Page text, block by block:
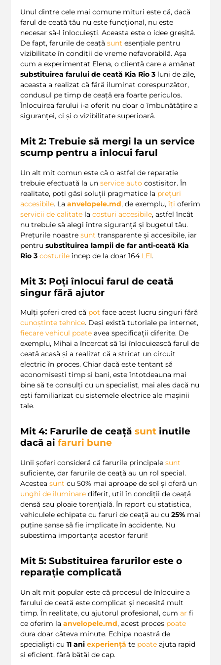
Unul dintre cele mai comune mituri este că, dacă
farul de ceată tău nu este funcțional, nu este
necesar să-l înlocuiești. Aceasta este o idee greșită.
De fapt, farurile de ceață sunt esențiale pentru
vizibilitate în condiții de vreme nefavorabilă. Așa
cum a experimentat Elena, o clientă care a amânat
substituirea farului de ceată Kia Rio 3 luni de zile,
aceasta a realizat că fără iluminat corespunzător,
condusul pe timp de ceață era foarte periculos.
Înlocuirea farului i-a oferit nu doar o îmbunătățire a
siguranței, ci și o vizibilitate superioară.
Mit 2: Trebuie să mergi la un service
scump pentru a înlocui farul
Un alt mit comun este că o astfel de reparație
trebuie efectuată la un service auto costisitor. În
realitate, poți găsi soluții pragmatice la prețuri
accesibile. La anvelopele.md, de exemplu, îți oferim
servicii de calitate la costuri accesibile, astfel încât
nu trebuie să alegi între siguranță și bugetul tău.
Prețurile noastre sunt transparente și accesibile, iar
pentru substituirea lampii de far anti-ceată Kia
Rio 3 costurile încep de la doar 164 LEI.
Mit 3: Poți înlocui farul de ceată
singur fără ajutor
Mulți șoferi cred că pot face acest lucru singuri fără
cunoștințe tehnice. Deși există tutoriale pe internet,
fiecare vehicul poate avea specificații diferite. De
exemplu, Mihai a încercat să își înlocuiească farul de
ceată acasă și a realizat că a stricat un circuit
electric în proces. Chiar dacă este tentant să
economisești timp și bani, este întotdeauna mai
bine să te consulți cu un specialist, mai ales dacă nu
ești familiarizat cu sistemele electrice ale mașinii
tale.
Mit 4: Farurile de ceață sunt inutile
dacă ai faruri bune
Unii șoferi consideră că farurile principale sunt
suficiente, dar farurile de ceață au un rol special.
Acestea sunt cu 50% mai aproape de sol și oferă un
unghi de iluminare diferit, util în condiții de ceață
densă sau ploaie torențială. În raport cu statistica,
vehiculele echipate cu faruri de ceață au cu 25% mai
puține șanse să fie implicate în accidente. Nu
subestima importanța acestor faruri!
Mit 5: Substituirea farurilor este o
reparație complicată
Un alt mit popular este că procesul de înlocuire a
farului de ceată este complicat și necesită mult
timp. În realitate, cu ajutorul profesional, cum ar fi
ce oferim la anvelopele.md, acest proces poate
dura doar câteva minute. Echipa noastră de
specialiști cu 11 ani experiență te poate ajuta rapid
și eficient, fără bătăi de cap.